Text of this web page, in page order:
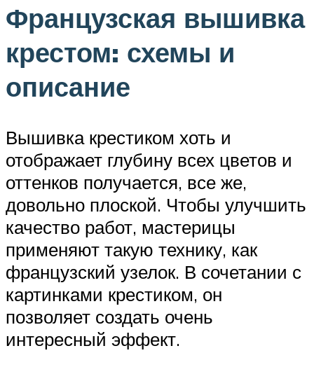
Французская вышивка
крестом: схемы и
описание
Вышивка крестиком хоть и
отображает глубину всех цветов и
оттенков получается, все же,
довольно плоской. Чтобы улучшить
качество работ, мастерицы
применяют такую технику, как
французский узелок. В сочетании с
картинками крестиком, он
позволяет создать очень
интересный эффект.